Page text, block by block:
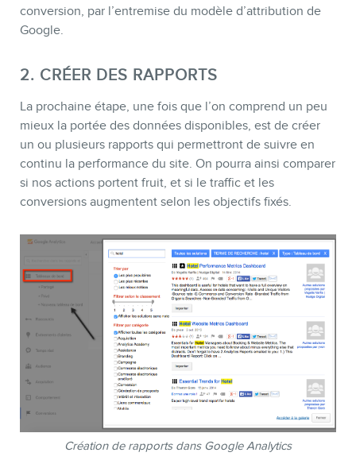
conversion, par l’entremise du modèle d’attribution de
Google.
2. CRÉER DES RAPPORTS
La prochaine étape, une fois que l’on comprend un peu
mieux la portée des données disponibles, est de créer
un ou plusieurs rapports qui permettront de suivre en
continu la performance du site. On pourra ainsi comparer
si nos actions portent fruit, et si le traffic et les
conversions augmentent selon les objectifs fixés.
Création de rapports dans Google Analytics